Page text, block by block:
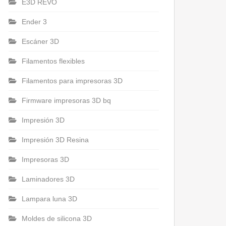
E3D REVO
Ender 3
Escáner 3D
Filamentos flexibles
Filamentos para impresoras 3D
Firmware impresoras 3D bq
Impresión 3D
Impresión 3D Resina
Impresoras 3D
Laminadores 3D
Lampara luna 3D
Moldes de silicona 3D